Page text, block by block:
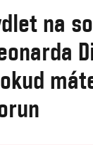
na